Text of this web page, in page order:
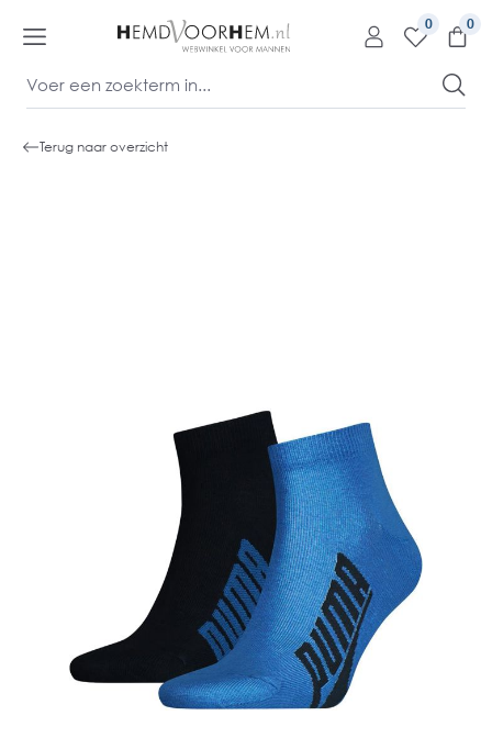
0
Terug naar overzicht